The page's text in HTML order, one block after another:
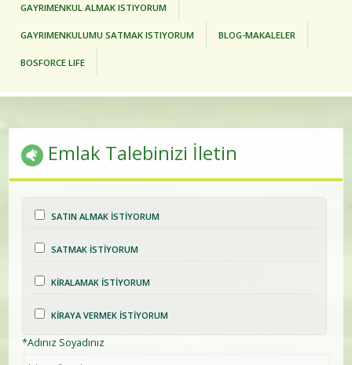
GAYRIMENKUL ALMAK ISTIYORUM
GAYRIMENKULUMU SATMAK ISTIYORUM BLOG-MAKALELER
BOSFORCE LIFE
Emlak Talebinizi İletin
SATIN ALMAK İSTİYORUM
SATMAK İSTİYORUM
KİRALAMAK İSTİYORUM
KİRAYA VERMEK İSTİYORUM
*Adınız Soyadınız